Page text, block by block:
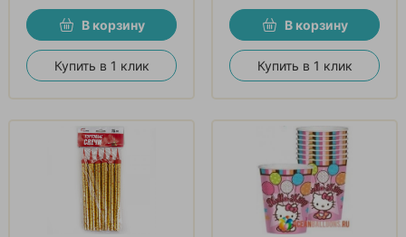
В корзину
Купить в 1 клик
В корзину
Купить в 1 клик